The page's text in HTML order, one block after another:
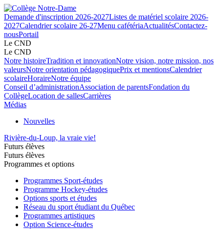
Demande d'inscription 2026-2027Listes de matériel scolaire 2026-
2027Calendrier scolaire 26-27Menu cafétériaActualitésContactez-
nousPortail
Le CND
Le CND
Notre histoireTradition et innovationNotre vision, notre mission, nos
valeursNotre orientation pédagogiquePrix et mentionsCalendrier
scolaireHoraireNotre équipe
Conseil d’administrationAssociation de parentsFondation du
CollègeLocation de sallesCarrières
Médias
Nouvelles
Rivière-du-Loup, la vraie vie!
Futurs élèves
Futurs élèves
Programmes et options
Programmes Sport-études
Programme Hockey-études
Options sports et études
Réseau du sport étudiant du Québec
Programmes artistiques
Option Science-études